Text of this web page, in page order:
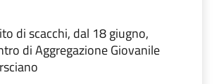
di scacchi, dal 18 giugno,
di Aggregazione Giovanile